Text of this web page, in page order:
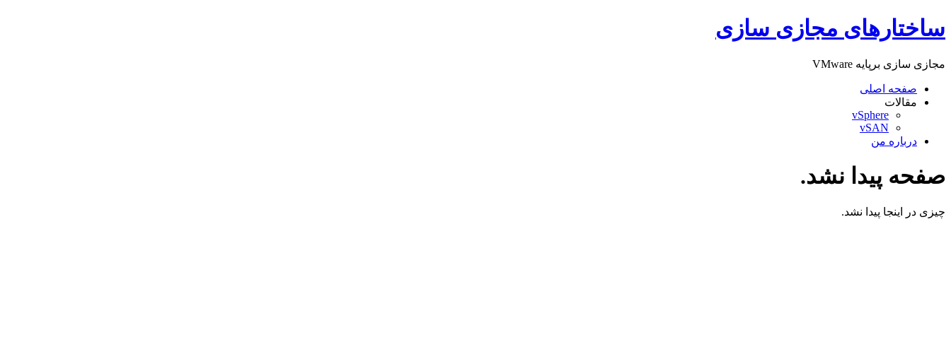
پرش
به
ساختارهای مجازی سازی
مجازی سازی برپایه VMware
صفحه اصلی
مقالات
vSphere
vSAN
درباره من
صفحه پیدا نشد.
چیزی در اینجا پیدا نشد.